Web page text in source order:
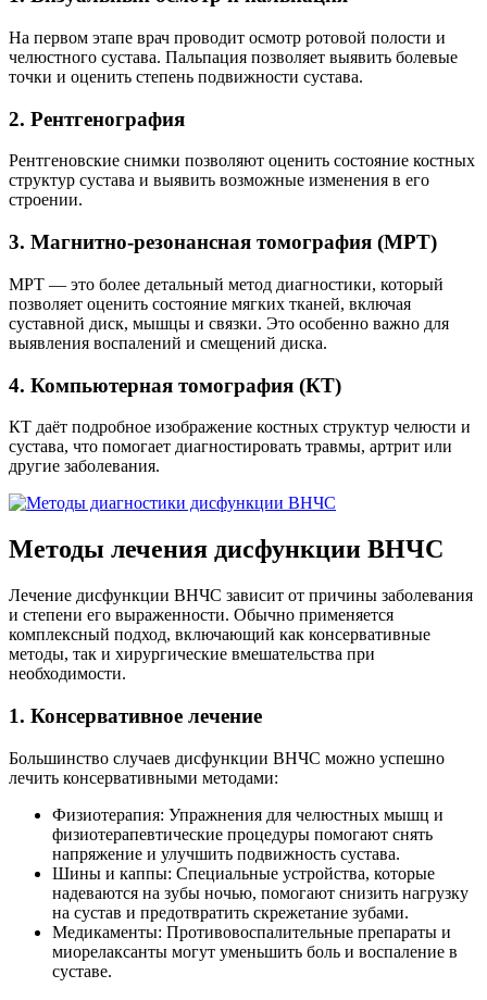
На первом этапе врач проводит осмотр ротовой полости и
челюстного сустава. Пальпация позволяет выявить болевые
точки и оценить степень подвижности сустава.
2. Рентгенография
Рентгеновские снимки позволяют оценить состояние костных
структур сустава и выявить возможные изменения в его
строении.
3. Магнитно-резонансная томография (МРТ)
МРТ — это более детальный метод диагностики, который
позволяет оценить состояние мягких тканей, включая
суставной диск, мышцы и связки. Это особенно важно для
выявления воспалений и смещений диска.
4. Компьютерная томография (КТ)
КТ даёт подробное изображение костных структур челюсти и
сустава, что помогает диагностировать травмы, артрит или
другие заболевания.
Методы лечения дисфункции ВНЧС
Лечение дисфункции ВНЧС зависит от причины заболевания
и степени его выраженности. Обычно применяется
комплексный подход, включающий как консервативные
методы, так и хирургические вмешательства при
необходимости.
1. Консервативное лечение
Большинство случаев дисфункции ВНЧС можно успешно
лечить консервативными методами:
Физиотерапия: Упражнения для челюстных мышц и
физиотерапевтические процедуры помогают снять
напряжение и улучшить подвижность сустава.
Шины и каппы: Специальные устройства, которые
надеваются на зубы ночью, помогают снизить нагрузку
на сустав и предотвратить скрежетание зубами.
Медикаменты: Противовоспалительные препараты и
миорелаксанты могут уменьшить боль и воспаление в
суставе.